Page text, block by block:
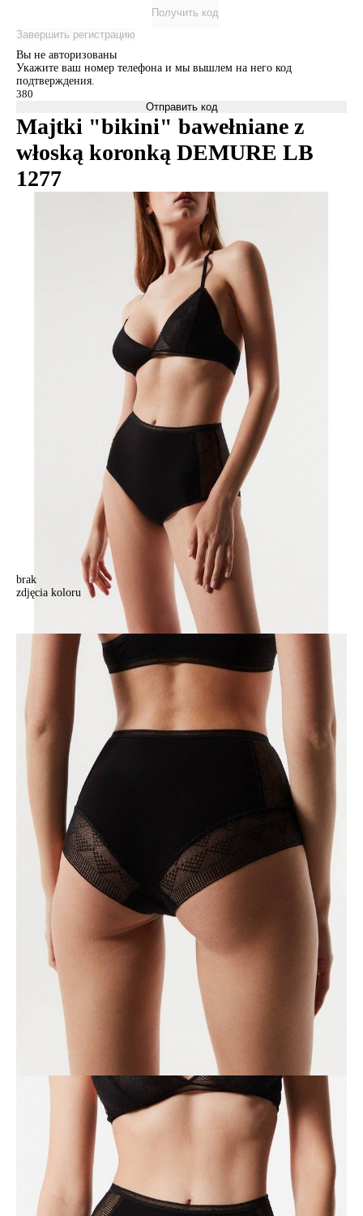
Получить код
Завершить регистрацию
Вы не авторизованы
Укажите ваш номер телефона и мы вышлем на него код
подтверждения.
Отправить код
Majtki "bikini" bawełniane z
włoską koronką DEMURE LB
1277
brak
zdjęcia koloru
Majtki damskie CONTE ELEGANT DEMURE LB 1277, r.90/XS,
Majtki damskie CONTE ELEGANT DEMURE LB 1277, r.90/XS,
Kolory:
BRAK
ZDJĘCIA
BRAK
ZDJĘCIA
Rozmiary:
Tabela rozmiarów
102
106
Ilość:
DODAJ DO KOSZYKA
Jak złożyć zamówienie
POWIADOM MNIE O DOSTĘPNOŚCI
ПОЛУЧИТЬ ПО EMAIL
darmowa od 99 zł
czas dostawy: 1-2 dni robocze
Paczkomaty InPost 24/7,
darmowa od 50 zł
czas dostawy: 1-2 dni robocze
Odbiór osobisty
pn.- czw. 8:00 - 16:00, pt. 8:00 - 14:00
Bawełniane majtki bikini z oryginalną teksturowaną koronką DEMURE
LB 1277 zostały stworzone, aby podkreślić sylwetkę i zapewnić
absolutny komfort.
Cechy modelu:
• bikini,